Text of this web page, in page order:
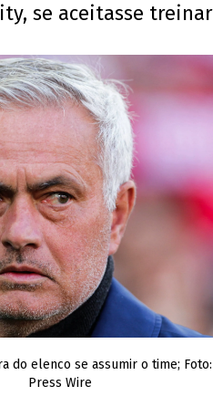
se aceitasse
do elenco se assumir o time; Foto:
Press Wire